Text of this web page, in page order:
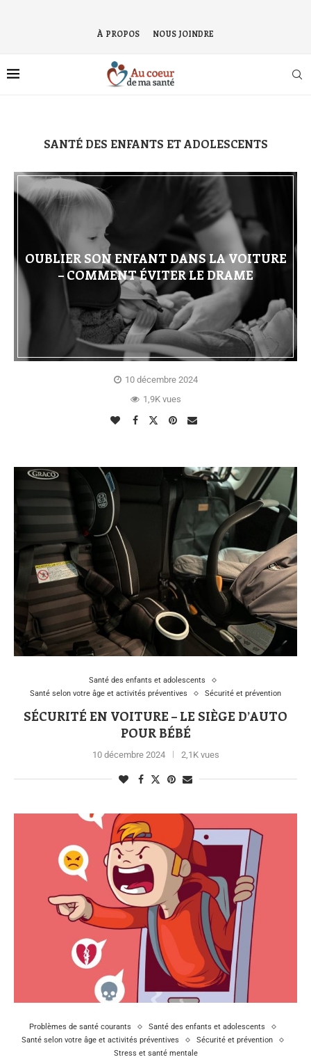
À PROPOS NOUS JOINDRE
SANTÉ DES ENFANTS ET ADOLESCENTS
OUBLIER SON ENFANT DANS LA VOITURE
– COMMENT ÉVITER LE DRAME
10 décembre 2024
1,9K vues
Santé des enfants et adolescents
Santé selon votre âge et activités préventives
Sécurité et prévention
SÉCURITÉ EN VOITURE – LE SIÈGE D’AUTO
POUR BÉBÉ
10 décembre 2024 2,1K vues
Problèmes de santé courants
Santé des enfants et adolescents
Santé selon votre âge et activités préventives
Sécurité et prévention
Stress et santé mentale